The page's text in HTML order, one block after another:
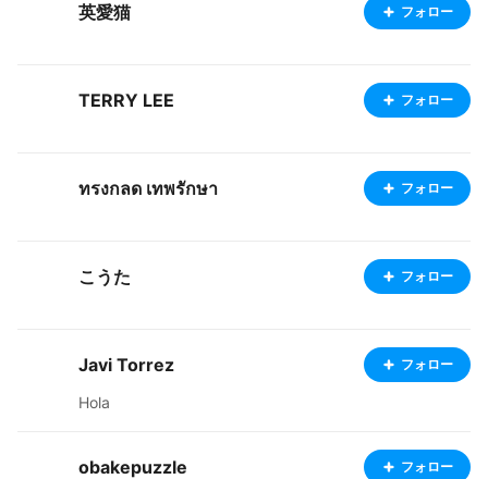
英愛猫 フォロー
TERRY LEE フォロー
ทรงกลด เทพรักษา フォロー
こうた フォロー
Javi Torrez フォロー
Hola
obakepuzzle フォロー